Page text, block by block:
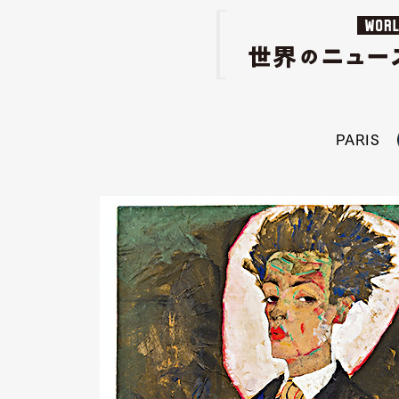
PARIS